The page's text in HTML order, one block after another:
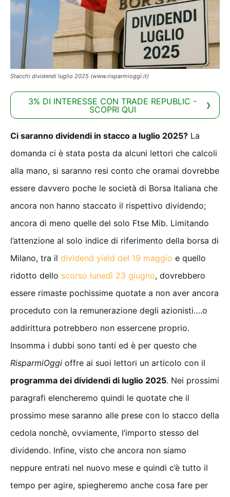
Stacchi dividendi luglio 2025 (www.risparmioggi.it)
3% DI INTERESSE CON TRADE REPUBLIC -
SCOPRI QUI
Ci saranno dividendi in stacco a luglio 2025? La
domanda ci è stata posta da alcuni lettori che calcoli
alla mano, si saranno resi conto che oramai dovrebbe
essere davvero poche le società di Borsa Italiana che
ancora non hanno staccato il rispettivo dividendo;
ancora di meno quelle del solo Ftse Mib. Limitando
l’attenzione al solo indice di riferimento della borsa di
Milano, tra il dividend yield del 19 maggio e quello
ridotto dello scorso lunedì 23 giugno, dovrebbero
essere rimaste pochissime quotate a non aver ancora
proceduto con la remunerazione degli azionisti….o
addirittura potrebbero non essercene proprio.
Insomma i dubbi sono tanti ed è per questo che
RisparmiOggi offre ai suoi lettori un articolo con il
programma dei dividendi di luglio 2025. Nei prossimi
paragrafi elencheremo quindi le quotate che il
prossimo mese saranno alle prese con lo stacco della
cedola nonchè, ovviamente, l’importo stesso del
dividendo. Infine, visto che ancora non siamo
neppure entrati nel nuovo mese e quindi c’è tutto il
tempo per agire, spiegheremo anche cosa fare per